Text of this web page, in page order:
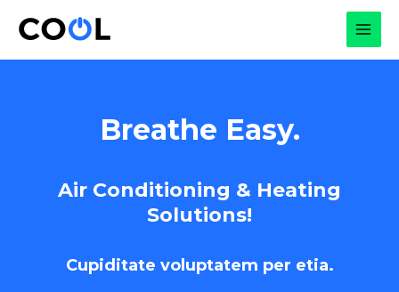
Breathe Easy.
Air Conditioning & Heating
Solutions!
Cupiditate voluptatem per etia.